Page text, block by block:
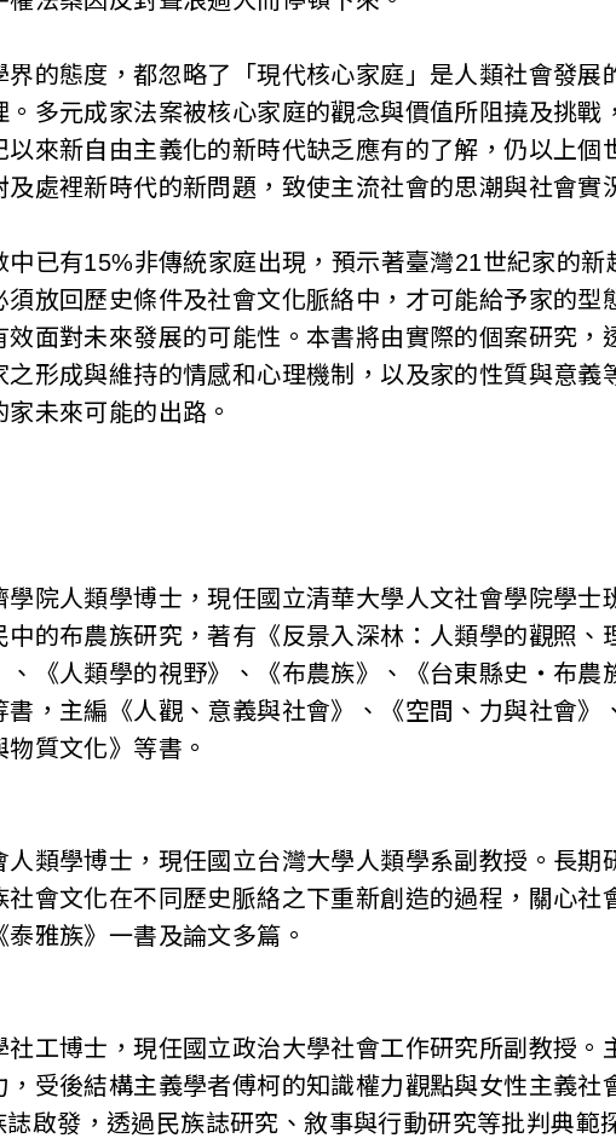
界的態度，都忽略了「現代核心家庭」是人類社會發展
。多元成家法案被核心家庭的觀念與價值所阻撓及挑戰
以來新自由主義化的新時代缺乏應有的了解，仍以上個
處裡新時代的新問題，致使主流社會的思潮與社會實
中已有15%非傳統家庭出現，預示著臺灣21世紀家的新
須放回歷史條件及社會文化脈絡中，才可能給予家的型
效面對未來發展的可能性。本書將由實際的個案研究，
之形成與維持的情感和心理機制，以及家的性質與意義
未來可能的出路。
學院人類學博士，現任國立清華大學人文社會學院學士
的布農族研究，著有《反景入深林：人類學的觀照、
、《人類學的視野》、《布農族》、《台東縣史‧布農
書，主編《人觀、意義與社會》、《空間、力與社會》
質文化》等書。
人類學博士，現任國立台灣大學人類學系副教授。長期
社會文化在不同歷史脈絡之下重新創造的過程，關心社
雅族》一書及論文多篇。
社工博士，現任國立政治大學社會工作研究所副教授。
，受後結構主義學者傅柯的知識權力觀點與女性主義社
啟發，透過民族誌研究、敘事與行動研究等批判典範